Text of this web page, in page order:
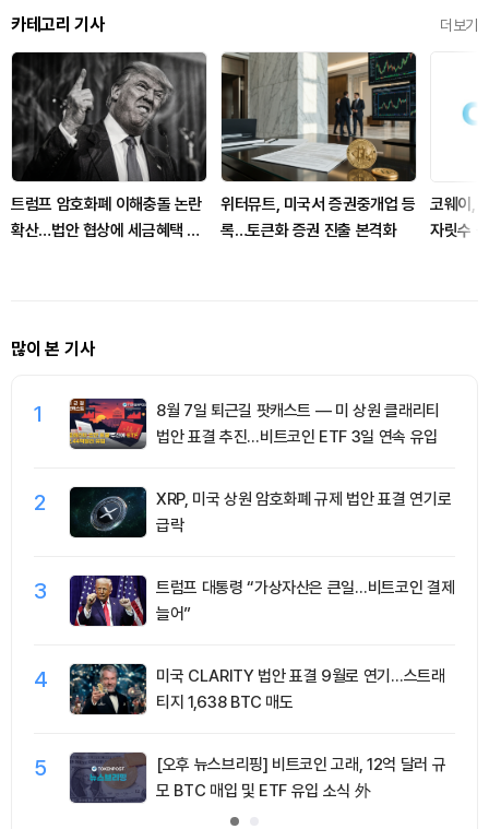
카테고리 기사 더보기
트럼프 암호화폐 이해충돌 논란
확산…법안 협상에 세금혜택 변
위터뮤트, 미국서 증권중개업 등
록…토큰화 증권 진출 본격화
코웨이,
자릿수
많이 본 기사
1
8월 7일 퇴근길 팟캐스트 — 미 상원 클래리티
법안 표결 추진…비트코인 ETF 3일 연속 유입
2
XRP, 미국 상원 암호화폐 규제 법안 표결 연기로
급락
3
트럼프 대통령 “가상자산은 큰일…비트코인 결제
늘어”
4
미국 CLARITY 법안 표결 9월로 연기…스트래
티지 1,638 BTC 매도
5
[오후 뉴스브리핑] 비트코인 고래, 12억 달러 규
모 BTC 매입 및 ETF 유입 소식 外